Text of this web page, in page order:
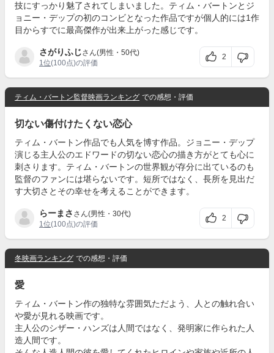
技にすっかり魅了されてしまいました。ティム・バートンとジ
ョニー・デップの初のコンビとなった作品ですが個人的には1作
目からすでに最高傑作が出来上がった感じです。
さがりふじさん(男性・50代)
1位(100点)の評価
2
ティム・バートン監督映画ランキング での感想・評価
切ない傷付けたくない恋心
ティム・バートン作品でも人気を博す作品。ジョニー・デップ
演じる主人公のエドワードの切ない恋心の描き方がとても心に
刺さります。ティム・バートンの世界観が存分に出ているのも
監督のファンには堪らないです。短所ではなく、長所を見出だ
す大切さとその幸せを考えることができます。
らーまさ さん(男性・30代)
1位(100点)の評価
2
冬映画ランキング での感想・評価
愛
ティム・バートン作の独特な雰囲気ただよう、人との触れ合い
や愛が見れる映画です。
主人公のシザー・ハンズは人間ではなく、発明家に作られた人
造人間です。